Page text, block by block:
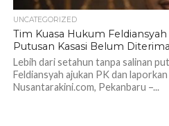
UNCATEGORIZED
Tim Kuasa Hukum Feldiansyah
Putusan Kasasi Belum
Lebih dari setahun tanpa salinan
Feldiansyah ajukan PK dan
Nusantarakini.com, Pekanbaru –...